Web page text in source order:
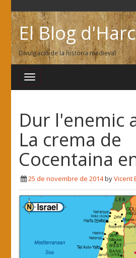
El Blog
Divulgació de la història medieval
Dur l'enemic
La crema de
Cocentaina
25 de novembre de 2014byVicent